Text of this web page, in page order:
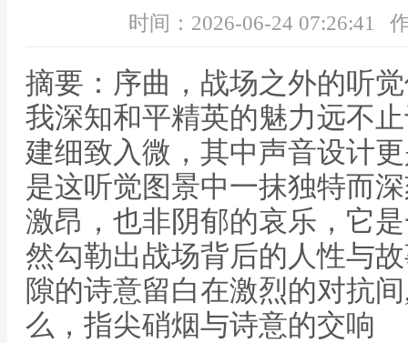
时间：2026-06-24 07:26:41
摘要：序曲，战场之外的听
我深知和平精英的魅力远不
建细致入微，其中声音设计
是这听觉图景中一抹独特而
激昂，也非阴郁的哀乐，它
然勾勒出战场背后的人性与
隙的诗意留白在激烈的对抗
么，指尖硝烟与诗意的交响